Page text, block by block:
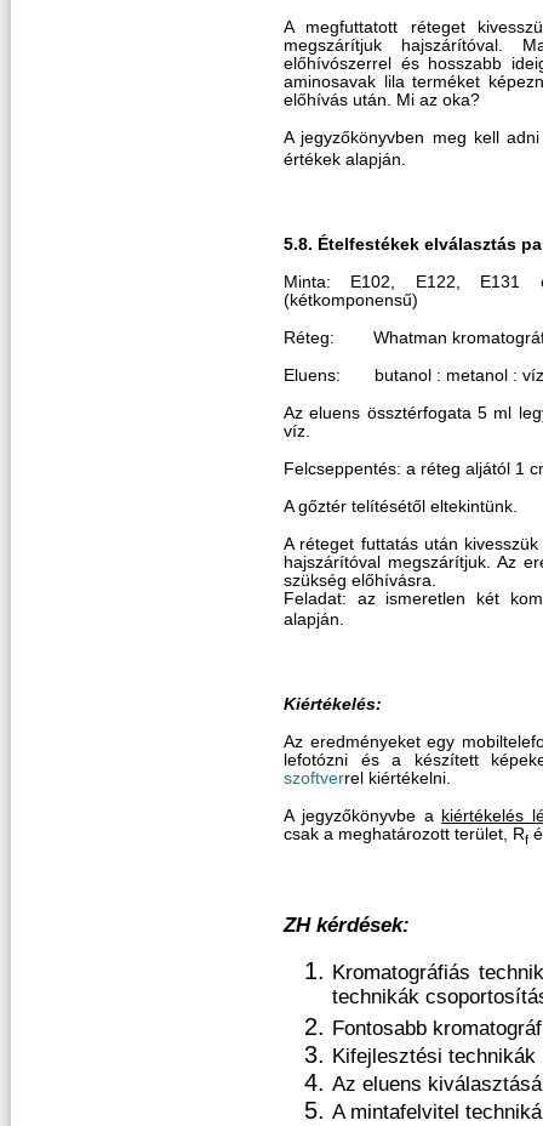
A megfuttatott réteget
megszárítjuk hajszárítóval.
előhívószerrel és hosszabb
aminosavak lila terméket
előhívás után. Mi az oka?
A jegyzőkönyvben meg kell
értékek alapján.
5.8. Ételfestékek elválasztás
Minta: E102, E122, E131
(kétkomponensű)
Réteg: Whatman
Eluens: butanol : metanol : víz
Az eluens össztérfogata 5 ml
víz.
Felcseppentés: a réteg aljától 1
A gőztér telítésétől eltekintünk.
A réteget futtatás után
hajszárítóval megszárítjuk. Az
szükség előhívásra.
Feladat: az ismeretlen két
alapján.
Kiértékelés:
Az eredményeket egy
lefotózni és a készített
szoftverrel kiértékelni.
A jegyzőkönyvbe a kiértékelés
csak a meghatározott terület, Rf
ZH kérdések:
Kromatográfiás
technikák
Fontosabb
Kifejlesztési technikák
Az eluens
A mintafelvitel